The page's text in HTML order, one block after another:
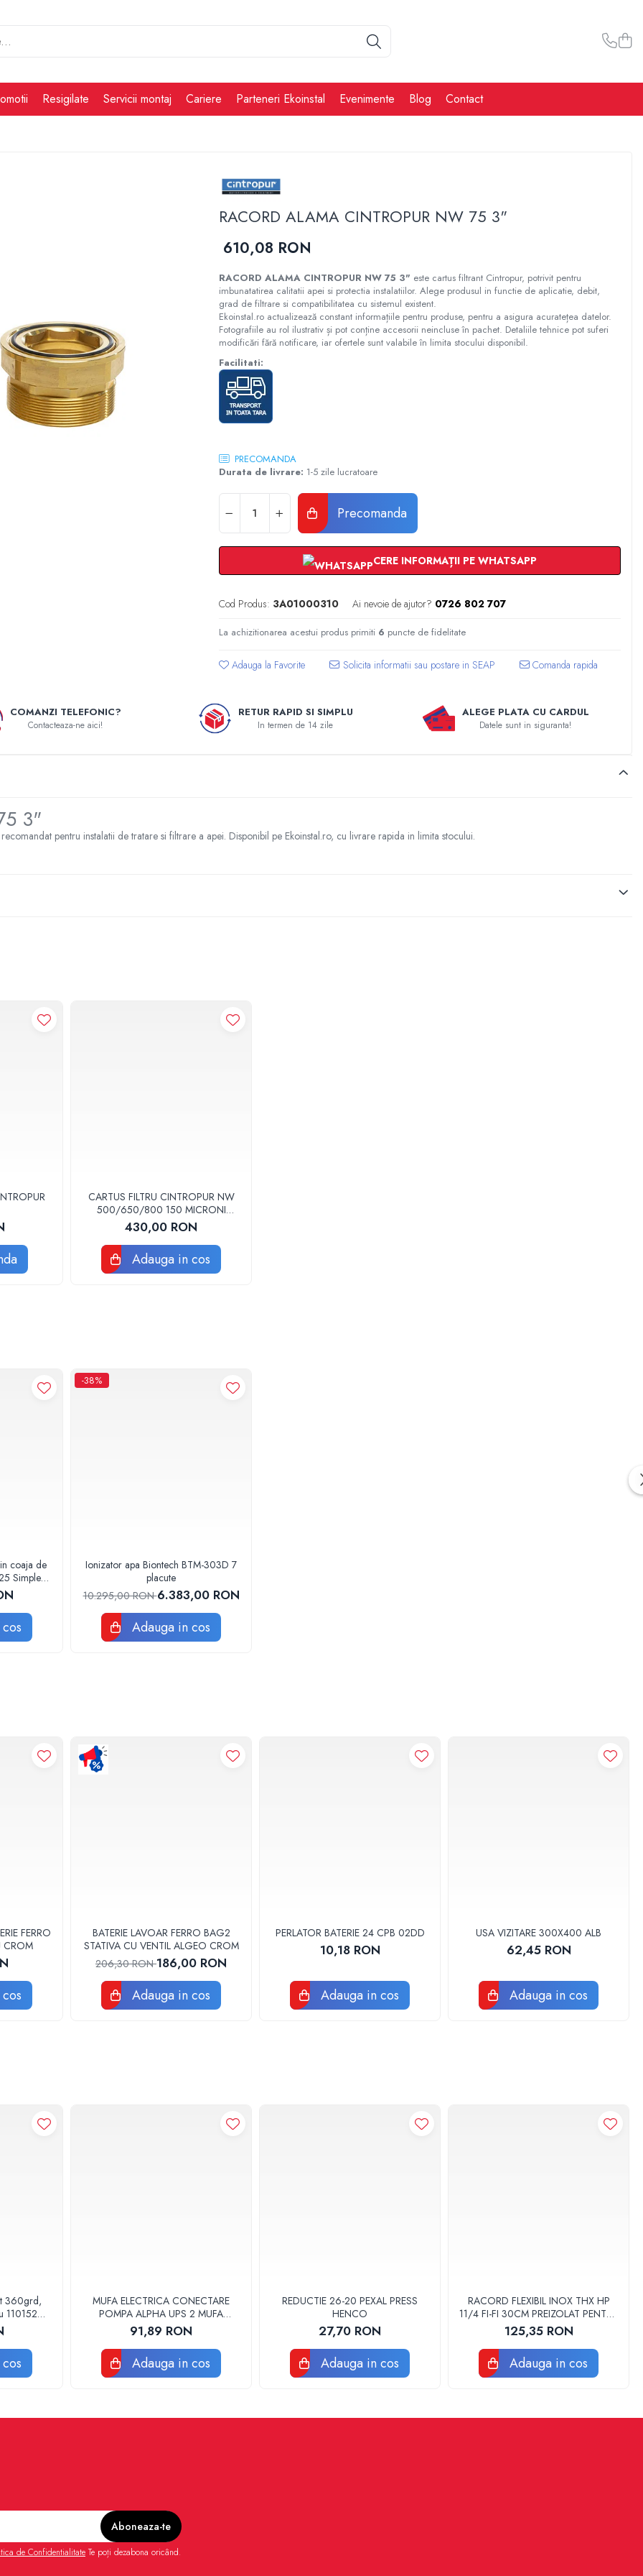
Resigilate Servicii montaj Cariere Parteneri Ekoinstal Evenimente Blog Contact
RACORD ALAMA CINTROPUR NW 75 3"
610,08 RON
RACORD ALAMA CINTROPUR NW 75 3" este cartus filtrant Cintropur, potrivit pentru
imbunatatirea calitatii apei si protectia instalatiilor. Alege produsul in functie de aplicatie, debit,
grad de filtrare si compatibilitatea cu sistemul existent.
Ekoinstal.ro actualizează constant informațiile pentru produse, pentru a asigura acuratețea datelor.
Fotografiile au rol ilustrativ și pot conține accesorii neincluse în pachet. Detaliile tehnice pot suferi
modificări fără notificare, iar ofertele sunt valabile în limita stocului disponibil.
Facilitati:
PRECOMANDA
Durata de livrare: 1-5 zile lucratoare
Precomanda
CERE INFORMAȚII PE WHATSAPP
Cod Produs: 3A01000310 Ai nevoie de ajutor? 0726 802 707
La achizitionarea acestui produs primiti 6 puncte de fidelitate
Adauga la Favorite Comanda rapida
COMANZI TELEFONIC?
Contacteaza-ne aici!
RETUR RAPID SI SIMPLU
In termen de 14 zile
ALEGE PLATA CU CARDUL
Datele sunt in siguranta!
3"
pentru instalatii de tratare si filtrare a apei. Disponibil pe Ekoinstal.ro, cu livrare rapida in limita stocului.
CARTUS FILTRU CINTROPUR NW
500/650/800 150 MICRONI
MANSOANE FILTRARE SET 5BUC
430,00 RON
Adauga in cos
coaja de
Simplex
Valhoh
-38%
Ionizator apa Biontech BTM-303D 7
placute
10.295,00 RON6.383,00 RON
Adauga in cos
FERRO
CROM
BATERIE LAVOAR FERRO BAG2
STATIVA CU VENTIL ALGEO CROM
206,30 RON186,00 RON
Adauga in cos
PERLATOR BATERIE 24 CPB 02DD
10,18 RON
Adauga in cos
USA VIZITARE 300X400 ALB
62,45 RON
Adauga in cos
360grd,
110152
MUFA ELECTRICA CONECTARE
POMPA ALPHA UPS 2 MUFA
ELECTRICA GRUNDFOS
91,89 RON
Adauga in cos
REDUCTIE 26-20 PEXAL PRESS
HENCO
27,70 RON
Adauga in cos
RACORD FLEXIBIL INOX THX HP
11/4 FI-FI 30CM PREIZOLAT PENTRU
POMPA DE CALDURA - THX
125,35 RON
Adauga in cos
de Confidentialitate Te poți dezabona oricând.